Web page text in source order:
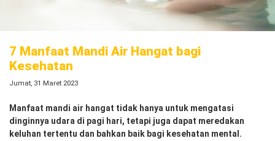
7 Manfaat Mandi Air Hangat bagi
Kesehatan
Jumat, 31 Maret 2023
Manfaat mandi air hangat tidak hanya untuk mengatasi
dinginnya udara di pagi hari, tetapi juga dapat meredakan
keluhan tertentu dan bahkan baik bagi kesehatan mental.